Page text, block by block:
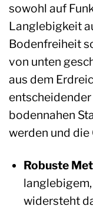
sowohl auf
Langlebigkeit
Bodenfreiheit
von unten
aus dem
bodennahen
werden und die
Robuste
widersteht